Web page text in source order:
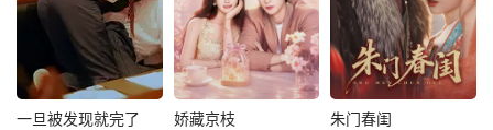
一旦被发现就完了 娇藏京枝 朱门春闺